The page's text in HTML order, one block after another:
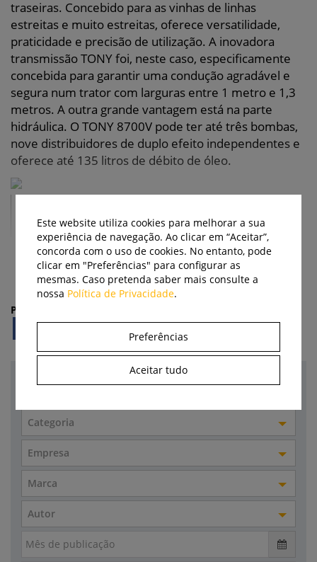
traseiras. Concebido para as vinhas de linhas
estreitas e muito estreitas, oferece versatilidade,
praticidade e precisão de utilização. A inovadora
transmissão TONY foi, neste caso, especificamente
concebida para garantir uma condução agradável e
segura num trator com larguras entre 1 metro e 1,3
metros. A outra grande vantagem está na parte
hidráulica. O TONY 8700V pode ter até três bombas,
nove distribuidores de duplo efeito independentes e
oferece até 135 litros de débito de óleo.
LER MAIS
Partilhe:
Pesquisa
Categoria
Empresa
Marca
Autor
Este website utiliza cookies para melhorar a sua
experiência de navegação. Ao clicar em “Aceitar”,
concorda com o uso de cookies. No entanto, pode
clicar em "Preferências" para configurar as
mesmas. Caso pretenda saber mais consulte a
nossa Política de Privacidade.
Preferências
Aceitar tudo